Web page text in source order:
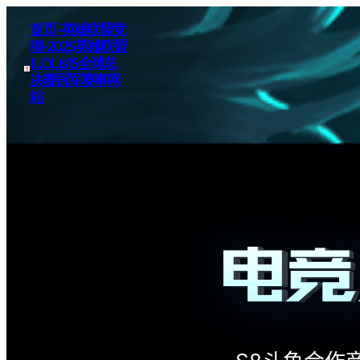
首页–英雄联盟竞
猜-2025英雄联盟
(LOL)s15全球总
决赛冠军赛事网
站